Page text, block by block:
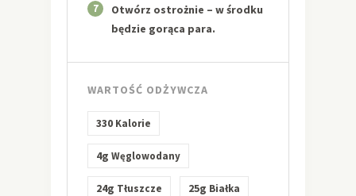
7
Otwórz ostrożnie – w środku
będzie gorąca para.
WARTOŚĆ ODŻYWCZA
330 Kalorie
4g Węglowodany
24g Tłuszcze 25g Białka